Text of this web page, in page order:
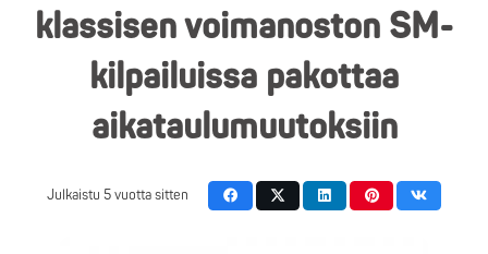
klassisen voimanoston SM-
kilpailuissa pakottaa
aikataulumuutoksiin
Julkaistu5 vuotta sitten